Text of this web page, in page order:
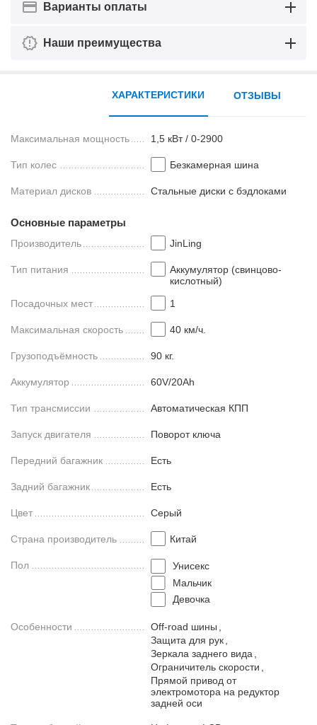
Варианты оплаты
Наши преимущества
ХАРАКТЕРИСТИКИ
Максимальная мощность 1,5 кВт / 0-2900
Тип колес Безкамерная шина
Материал дисков Стальные диски с бэдлоками
Основные параметры
Производитель JinLing
Тип питания
Аккумулятор (свинцово-
кислотный)
Посадочных мест
1
Максимальная скорость 40 км/ч.
Грузоподъёмность 90 кг.
Аккумулятор 60V/20Ah
Тип трансмиссии Автоматическая КПП
Запуск двигателя Поворот ключа
Передний багажник Есть
Задний багажник Есть
Цвет Серый
Страна производитель Китай
Пол
Унисекс
Мальчик
Девочка
Особенности Off-road шины
Защита для рук
Зеркала заднего вида
Ограничитель скорости
Прямой привод от
электромотора на редуктор
задней оси
ОТЗЫВЫ